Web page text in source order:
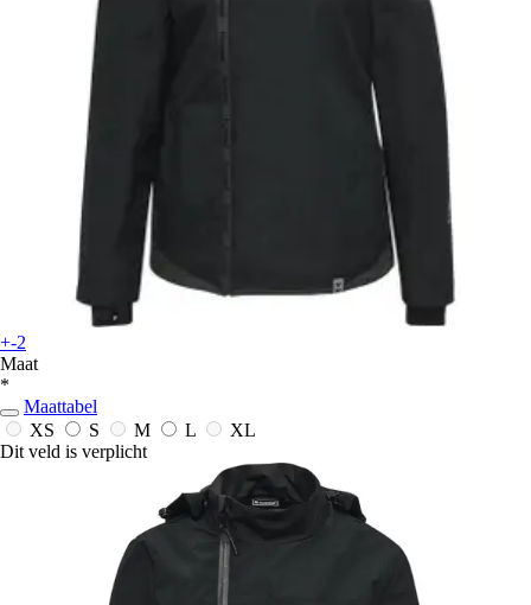
+-2
Maat
*
Maattabel
XS
S M L
XL
Dit veld is verplicht